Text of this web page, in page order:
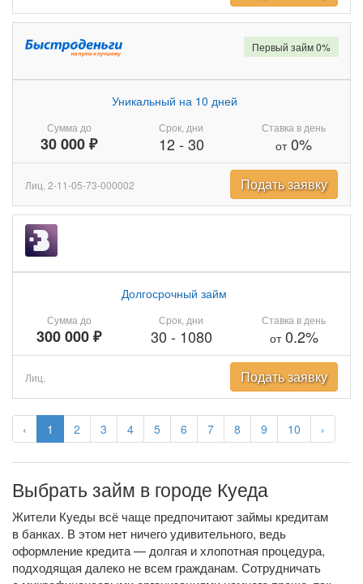
‹ 1 2 3 4 5 6 7 8 9 10 ›
Сумма до
30 000 ₽
Уникальный на 10 дней
Срок, дни
12- 30
Ставка в день
от0%
Первый займ 0%
Лиц. 2-11-05-73-000002 Подать заявку
Сумма до
300 000 ₽
Долгосрочный займ
Срок, дни
30 - 1080
Ставка в день
от0.2%
Лиц. Подать заявку
Выбрать займ в городе Куеда
Жители Куеды всё чаще предпочитают займы кредитам
в банках. В этом нет ничего удивительного, ведь
оформление кредита — долгая и хлопотная процедура,
подходящая далеко не всем гражданам. Сотрудничать